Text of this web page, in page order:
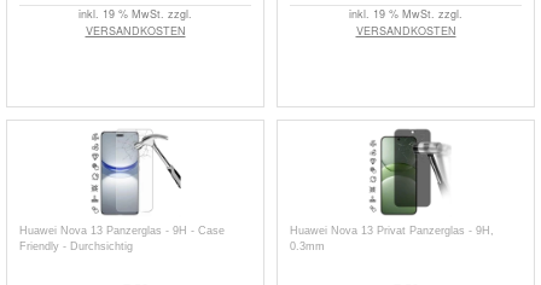
inkl. 19 % MwSt. zzgl.
VERSANDKOSTEN
inkl. 19 % MwSt. zzgl.
VERSANDKOSTEN
Huawei Nova 13 Panzerglas - 9H - Case
Friendly - Durchsichtig
Huawei Nova 13 Privat Panzerglas - 9H,
0.3mm